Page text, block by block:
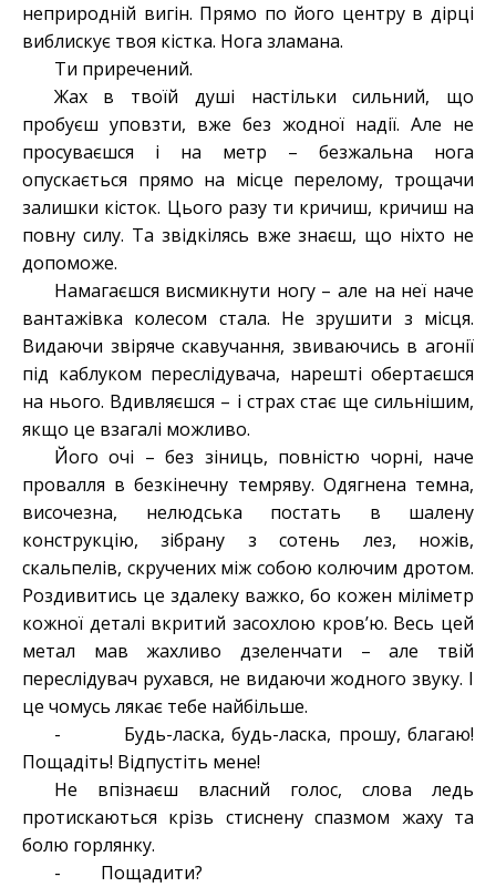
неприродній вигін. Прямо по його центру в дірці
виблискує твоя кістка. Нога зламана.
Ти приречений.
Жах в твоїй душі настільки сильний, що
пробуєш уповзти, вже без жодної надії. Але не
просуваєшся і на метр – безжальна нога
опускається прямо на місце перелому, трощачи
залишки кісток. Цього разу ти кричиш, кричиш на
повну силу. Та звідкілясь вже знаєш, що ніхто не
допоможе.
Намагаєшся висмикнути ногу – але на неї наче
вантажівка колесом стала. Не зрушити з місця.
Видаючи звіряче скавучання, звиваючись в агонії
під каблуком переслідувача, нарешті обертаєшся
на нього. Вдивляєшся – і страх стає ще сильнішим,
якщо це взагалі можливо.
Його очі – без зіниць, повністю чорні, наче
провалля в безкінечну темряву. Одягнена темна,
височезна, нелюдська постать в шалену
конструкцію, зібрану з сотень лез, ножів,
скальпелів, скручених між собою колючим дротом.
Роздивитись це здалеку важко, бо кожен міліметр
кожної деталі вкритий засохлою кров’ю. Весь цей
метал мав жахливо дзеленчати – але твій
переслідувач рухався, не видаючи жодного звуку. І
це чомусь лякає тебе найбільше.
- Будь-ласка, будь-ласка, прошу, благаю!
Пощадіть! Відпустіть мене!
Не впізнаєш власний голос, слова ледь
протискаються крізь стиснену спазмом жаху та
болю горлянку.
- Пощадити?